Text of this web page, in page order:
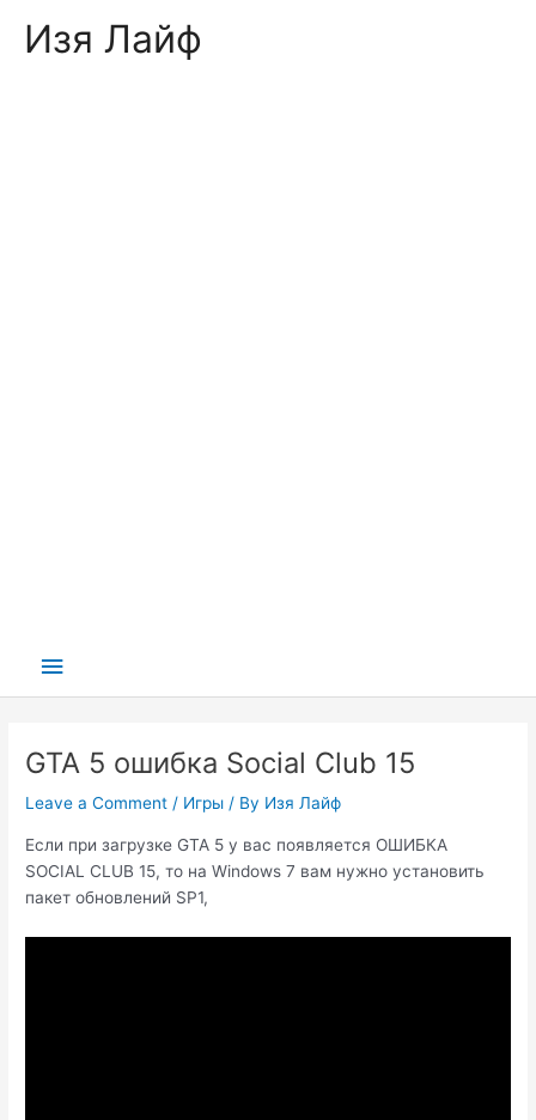
Изя Лайф
Main
GTA 5 ошибка Social Club 15
Leave a Comment / Игры / By Изя Лайф
Если при загрузке GTA 5 у вас появляется ОШИБКА
SOCIAL CLUB 15, то на Windows 7 вам нужно установить
пакет обновлений SP1,